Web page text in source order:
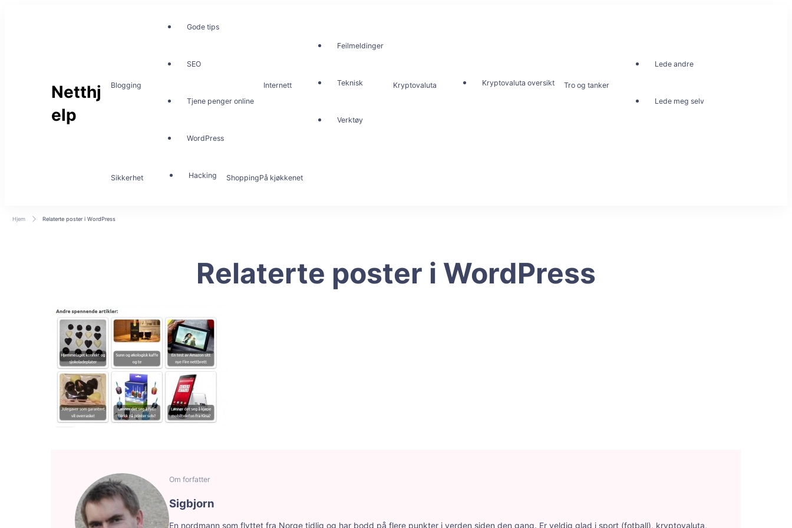
Netthj
elp
Blogging
Gode tips
SEO
Tjene penger online
WordPress
Internett
Feilmeldinger
Teknisk
Verktøy
Kryptovaluta Kryptovaluta oversikt Tro og tanker
Lede andre
Lede meg selv
Sikkerhet Hacking ShoppingPå kjøkkenet
Hjem Relaterte poster i WordPress
Relaterte poster i WordPress
Om forfatter
Sigbjorn
En nordmann som flyttet fra Norge tidlig og har bodd på flere punkter i verden siden den gang. Er veldig glad i sport (fotball), kryptovaluta,